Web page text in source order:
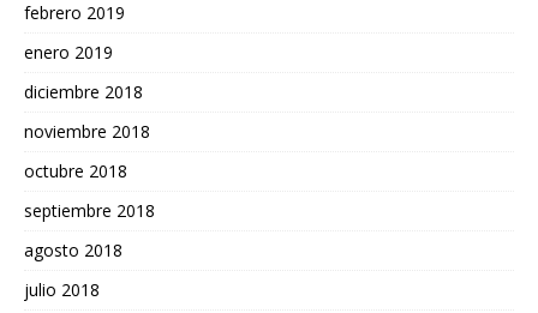
febrero 2019
enero 2019
diciembre 2018
noviembre 2018
octubre 2018
septiembre 2018
agosto 2018
julio 2018